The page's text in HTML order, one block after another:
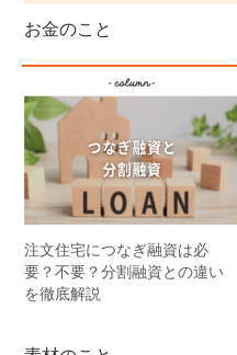
お金のこと
注文住宅につなぎ融資は必
要？不要？分割融資との違い
を徹底解説